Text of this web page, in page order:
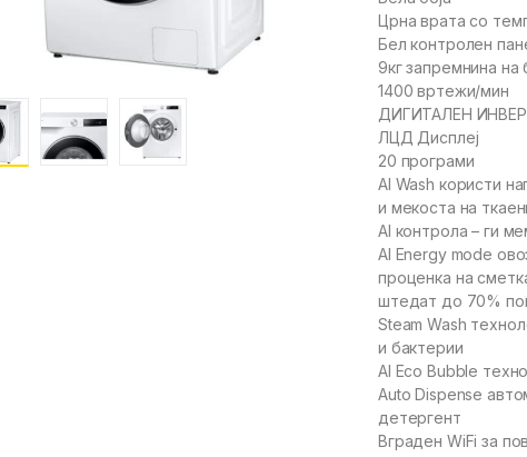
Црна врата со
Бел контролен
9кг запремнина на
1400 вртежи/мин
ДИГИТАЛЕН
ЛЦД Дисплеј
20 програми
AI Wash користи
и мекоста на
AI контрола – ги
AI Energy mode
проценка на
штедат до 70%
Steam Wash
и бактерии
AI Eco Bubble
Auto Dispense
детергент
Вграден WiFi за